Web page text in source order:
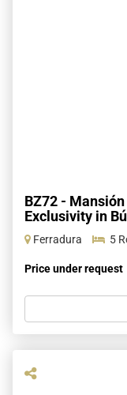
BZ72 -
Exclusivity in
Ferradura 5
Price under request